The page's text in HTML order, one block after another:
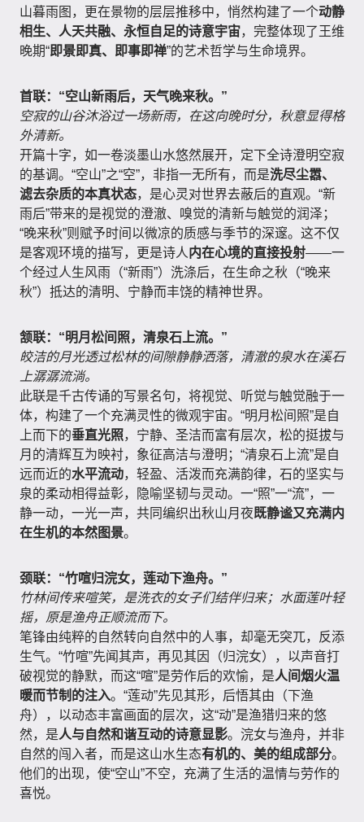
山暮雨图，更在景物的层层推移中，悄然构建了一个动静
相生、人天共融、永恒自足的诗意宇宙，完整体现了王维
晚期“即景即真、即事即禅”的艺术哲学与生命境界。
首联：“空山新雨后，天气晚来秋。”
空寂的山谷沐浴过一场新雨，在这向晚时分，秋意显得格
外清新。
开篇十字，如一卷淡墨山水悠然展开，定下全诗澄明空寂
的基调。“空山”之“空”，非指一无所有，而是洗尽尘嚣、
滤去杂质的本真状态，是心灵对世界去蔽后的直观。“新
雨后”带来的是视觉的澄澈、嗅觉的清新与触觉的润泽；
“晚来秋”则赋予时间以微凉的质感与季节的深邃。这不仅
是客观环境的描写，更是诗人内在心境的直接投射——一
个经过人生风雨（“新雨”）洗涤后，在生命之秋（“晚来
秋”）抵达的清明、宁静而丰饶的精神世界。
颔联：“明月松间照，清泉石上流。”
皎洁的月光透过松林的间隙静静洒落，清澈的泉水在溪石
上潺潺流淌。
此联是千古传诵的写景名句，将视觉、听觉与触觉融于一
体，构建了一个充满灵性的微观宇宙。“明月松间照”是自
上而下的垂直光照，宁静、圣洁而富有层次，松的挺拔与
月的清辉互为映衬，象征高洁与澄明；“清泉石上流”是自
远而近的水平流动，轻盈、活泼而充满韵律，石的坚实与
泉的柔动相得益彰，隐喻坚韧与灵动。一“照”一“流”，一
静一动，一光一声，共同编织出秋山月夜既静谧又充满内
在生机的本然图景。
颈联：“竹喧归浣女，莲动下渔舟。”
竹林间传来喧笑，是洗衣的女子们结伴归来；水面莲叶轻
摇，原是渔舟正顺流而下。
笔锋由纯粹的自然转向自然中的人事，却毫无突兀，反添
生气。“竹喧”先闻其声，再见其因（归浣女），以声音打
破视觉的静默，而这“喧”是劳作后的欢愉，是人间烟火温
暖而节制的注入。“莲动”先见其形，后悟其由（下渔
舟），以动态丰富画面的层次，这“动”是渔猎归来的悠
然，是人与自然和谐互动的诗意显影。浣女与渔舟，并非
自然的闯入者，而是这山水生态有机的、美的组成部分。
他们的出现，使“空山”不空，充满了生活的温情与劳作的
喜悦。